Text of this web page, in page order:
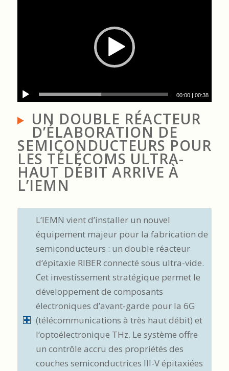
00:00 |00:38
UN DOUBLE RÉACTEUR
D’ÉLABORATION DE
SEMICONDUCTEURS POUR
LES TÉLÉCOMS ULTRA-
HAUT DÉBIT ARRIVE À
L’IEMN
L‘IEMN vient d’installer un nouvel
équipement majeur pour la fabrication de
semiconducteurs : un double réacteur
d‘épitaxie RIBER connecté sous ultra-vide.
Cet investissement stratégique permet le
développement de composants
électroniques d’avant-garde pour la 6G
(télécommunications à très haut débit) et
l‘optoélectronique THz. Le système offre
un contrôle accru des propriétés des
couches semiconductrices III-V épitaxiées